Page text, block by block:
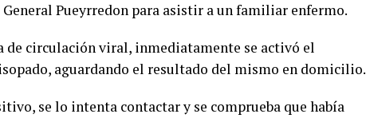
Pueyrredon para asistir a un familiar enfermo.
de circulación viral, inmediatamente se activó el
aguardando el resultado del mismo en domicilio.
se lo intenta contactar y se comprueba que había